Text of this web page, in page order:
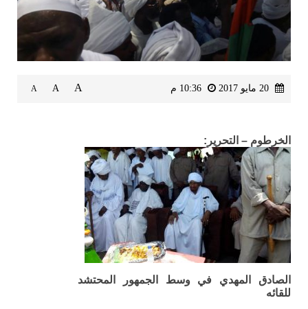
A
A
A
الخرطوم – التحرير:
الصادق المهدي في وسط الجمهور المحتشد
للقائه